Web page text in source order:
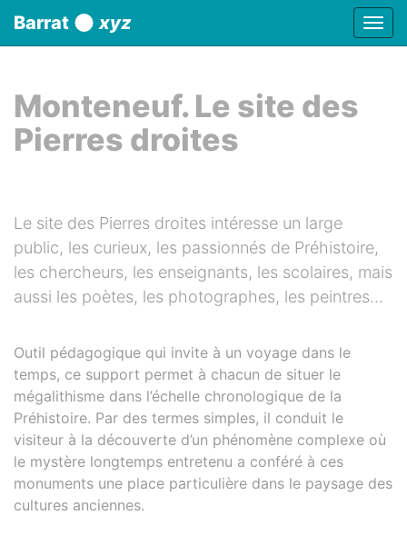
Barrat xyz
Monteneuf. Le site des
Pierres droites
Le site des Pierres droites intéresse un large
public, les curieux, les passionnés de Préhistoire,
les chercheurs, les enseignants, les scolaires, mais
aussi les poètes, les photographes, les peintres...
Outil pédagogique qui invite à un voyage dans le
temps, ce support permet à chacun de situer le
mégalithisme dans l’échelle chronologique de la
Préhistoire. Par des termes simples, il conduit le
visiteur à la découverte d’un phénomène complexe où
le mystère longtemps entretenu a conféré à ces
monuments une place particulière dans le paysage des
cultures anciennes.
Panneau de gestion des cookies